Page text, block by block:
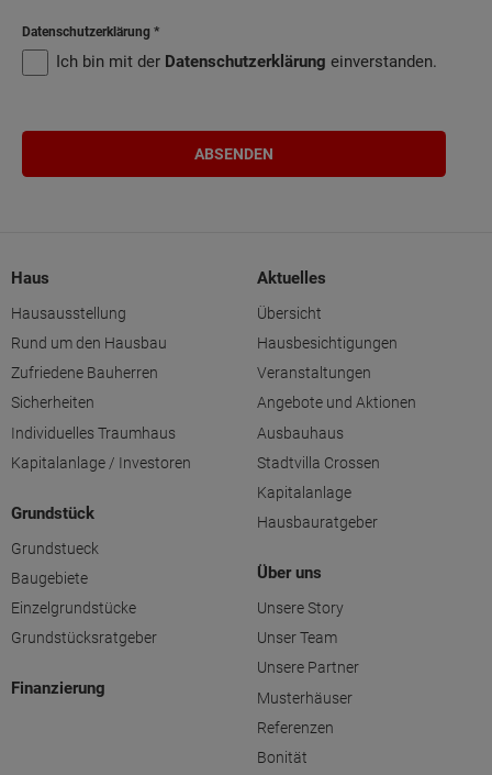
Datenschutzerklärung
Ich bin mit der Datenschutzerklärung einverstanden.
Haus
Hausausstellung
Rund um den Hausbau
Zufriedene Bauherren
Sicherheiten
Individuelles Traumhaus
Kapitalanlage / Investoren
Grundstück
Grundstueck
Baugebiete
Einzelgrundstücke
Grundstücksratgeber
Finanzierung
Aktuelles
Übersicht
Hausbesichtigungen
Veranstaltungen
Angebote und Aktionen
Ausbauhaus
Stadtvilla Crossen
Kapitalanlage
Hausbauratgeber
Über uns
Unsere Story
Unser Team
Unsere Partner
Musterhäuser
Referenzen
Bonität